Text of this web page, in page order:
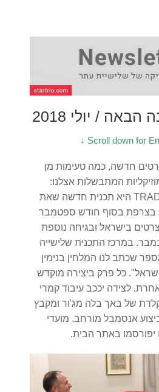
/ יולי 2018
↓ Scroll down for
חדשה, כמה טעימות מן
המתבשלות אצלנו:
"מסורות" TRADITIONS היא תכנית חדשה שאת
בצרפת בסוף חודש ספטמבר
בישראל ובגיחה נוספת
במרכז התכנית שלישייה
שכתב לנו המלחין בנימין
כל פרק ביצירה מוקדש
לצידה יככב עיבוד קמרי
של באך בלה מג'ור ומקבץ
אנסמבל מורחב. מועדי
יפורסמו באתר הבית.